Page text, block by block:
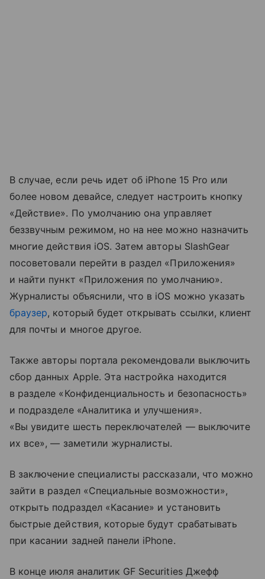
В случае, если речь идет об iPhone 15 Pro или
более новом девайсе, следует настроить кнопку
«Действие». По умолчанию она управляет
беззвучным режимом, но на нее можно назначить
многие действия iOS. Затем авторы SlashGear
посоветовали перейти в раздел «Приложения»
и найти пункт «Приложения по умолчанию».
Журналисты объяснили, что в iOS можно указать
браузер, который будет открывать ссылки, клиент
для почты и многое другое.
Также авторы портала рекомендовали выключить
сбор данных Apple. Эта настройка находится
в разделе «Конфиденциальность и безопасность»
и подразделе «Аналитика и улучшения».
«Вы увидите шесть переключателей — выключите
их все», — заметили журналисты.
В заключение специалисты рассказали, что можно
зайти в раздел «Специальные возможности»,
открыть подраздел «Касание» и установить
быстрые действия, которые будут срабатывать
при касании задней панели iPhone.
В конце июля аналитик GF Securities Джефф